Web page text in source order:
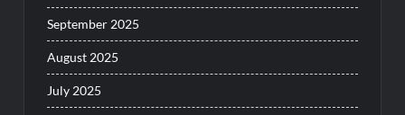
September 2025
August 2025
July 2025